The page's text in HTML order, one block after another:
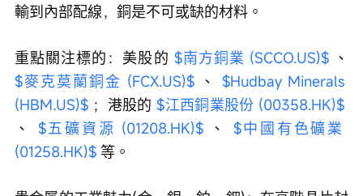
輸到內部配線，銅是不可或缺的材料。
重點關注標的：美股的 $南方銅業 (SCCO.US)$ 、
$麥克莫蘭銅金 (FCX.US)$ 、 $Hudbay Minerals
(HBM.US)$ ；港股的 $江西銅業股份 (00358.HK)$
、 $五礦資源 (01208.HK)$ 、 $中國有色礦業
(01258.HK)$ 等。